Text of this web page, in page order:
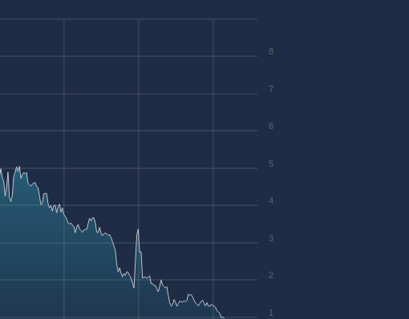
1
2
3
4
5
6
7
8